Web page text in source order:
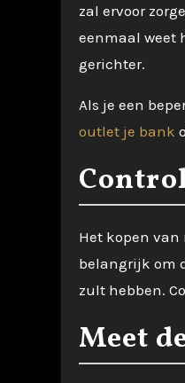
zal ervoor
eenmaal weet
gerichter.
Als je een
outlet je bank
Het kopen
belangrijk om
zult hebben.
Meet